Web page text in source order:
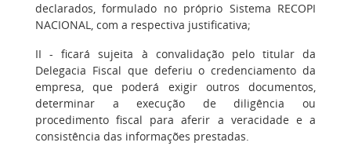
declarados, formulado no próprio Sistema RECOPI
NACIONAL, com a respectiva justificativa;
II - ficará sujeita à convalidação pelo titular da
Delegacia Fiscal que deferiu o credenciamento da
empresa, que poderá exigir outros documentos,
determinar a execução de diligência ou
procedimento fiscal para aferir a veracidade e a
consistência das informações prestadas.